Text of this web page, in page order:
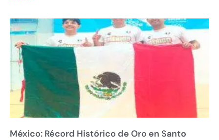
México: Récord Histórico de Oro en Santo